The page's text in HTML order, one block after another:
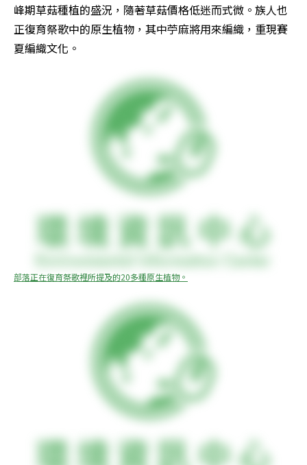
峰期草菇種植的盛況，隨著草菇價格低迷而式微。族人也
正復育祭歌中的原生植物，其中苧麻將用來編織，重現賽
夏編織文化。
部落正在復育祭歌裡所提及的20多種原生植物。